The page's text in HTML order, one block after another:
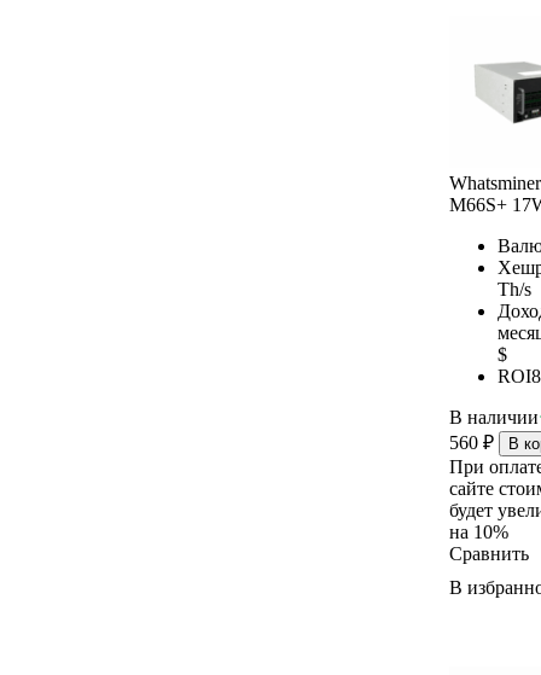
Whatsminer
M66S+
Th/s
$
ROI
В наличии
560 ₽ В
При
сайте
будет
на 10%
Сравнить
В